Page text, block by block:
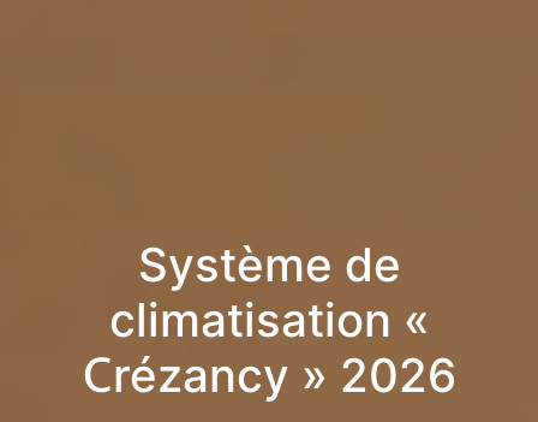
Système de
climatisation «
Crézancy » 2026